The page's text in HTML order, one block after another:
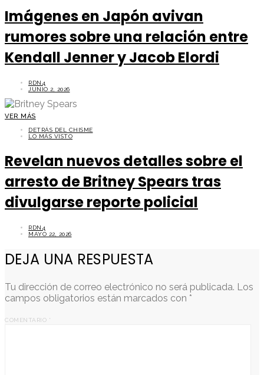
Imágenes en Japón avivan
rumores sobre una relación entre
Kendall Jenner y Jacob Elordi
RDN4
JUNIO 2, 2026
VER MÁS
DETRÁS DEL CHISME
LO MÁS VISTO
Revelan nuevos detalles sobre el
arresto de Britney Spears tras
divulgarse reporte policial
RDN4
MAYO 22, 2026
DEJA UNA RESPUESTA
Tu dirección de correo electrónico no será publicada. Los
campos obligatorios están marcados con *
COMENTARIO *